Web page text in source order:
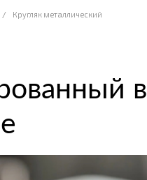
/ Кругляк металлический
в